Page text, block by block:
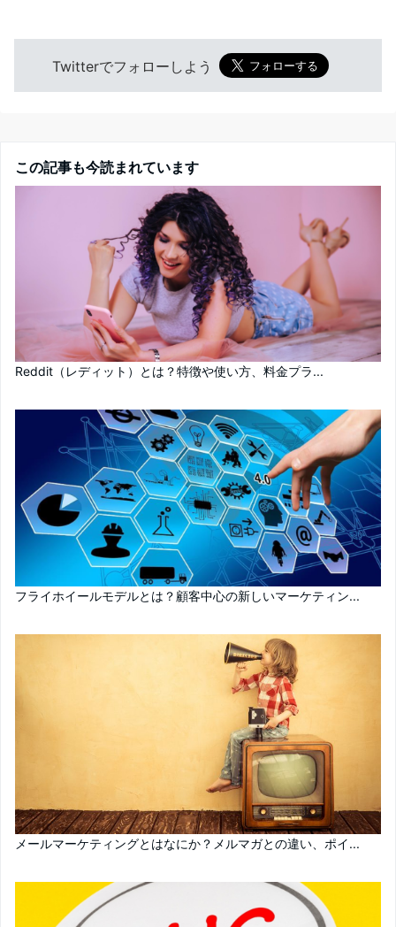
Twitterでフォローしよう
この記事も今読まれています
Reddit（レディット）とは？特徴や使い方、料金プラ...
フライホイールモデルとは？顧客中心の新しいマーケティン...
メールマーケティングとはなにか？メルマガとの違い、ポイ...